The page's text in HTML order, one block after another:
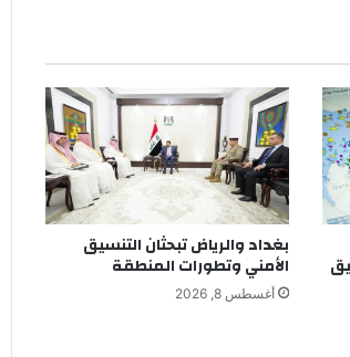
بغداد والرياض تبحثان التنسيق
الأمني وتطورات المنطقة
أغسطس 8, 2026